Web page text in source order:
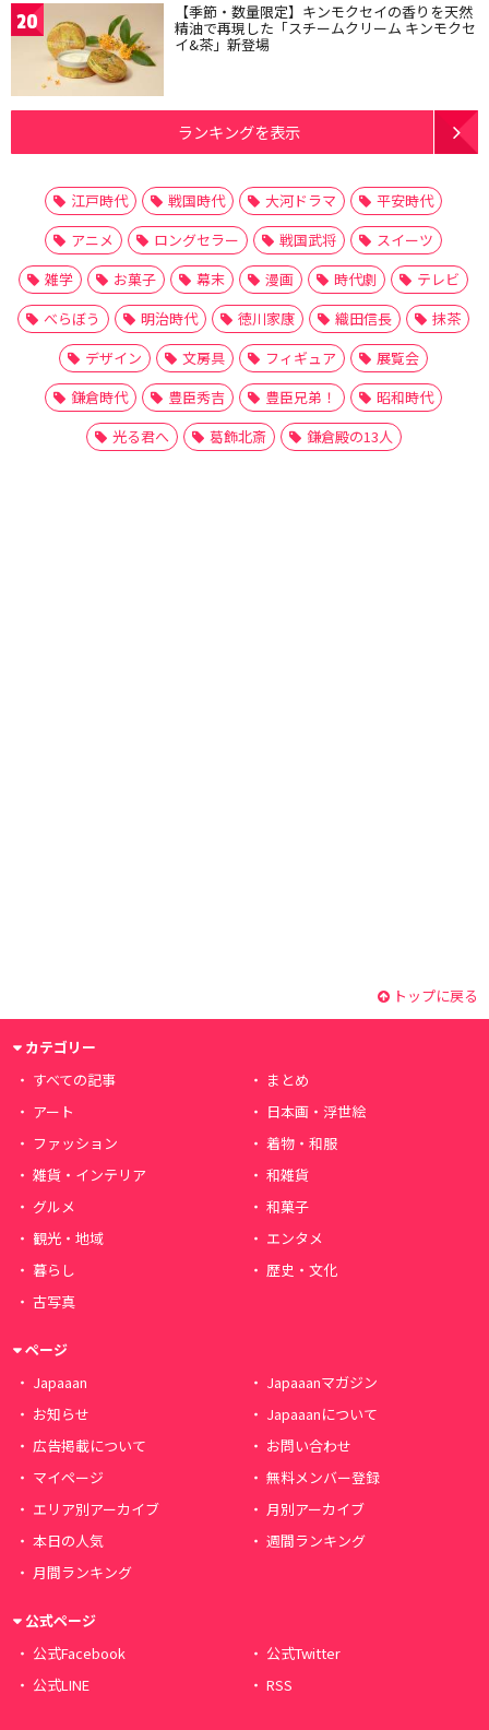
20 【季節・数量限定】キンモクセイの香りを天然
精油で再現した「スチームクリーム キンモクセ
イ&茶」新登場
ランキングを表示
江戸時代 戦国時代 大河ドラマ
平安時代
アニメ
ロングセラー 戦国武将
スイーツ
雑学
お菓子 幕末 漫画 時代劇
テレビ
べらぼう
明治時代 徳川家康 織田信長
抹茶
デザイン
文房具 フィギュア
展覧会
鎌倉時代
豊臣秀吉 豊臣兄弟！
昭和時代
光る君へ
葛飾北斎 鎌倉殿の13人
トップに戻る
カテゴリー
すべての記事
まとめ
アート
日本画・浮世絵
ファッション
着物・和服
雑貨・インテリア
和雑貨
グルメ
和菓子
観光・地域
エンタメ
暮らし
歴史・文化
古写真
ページ
Japaaan
Japaaanマガジン
お知らせ
Japaaanについて
広告掲載について
お問い合わせ
マイページ
無料メンバー登録
エリア別アーカイブ
月別アーカイブ
本日の人気
週間ランキング
月間ランキング
公式ページ
公式Facebook
公式Twitter
公式LINE
RSS